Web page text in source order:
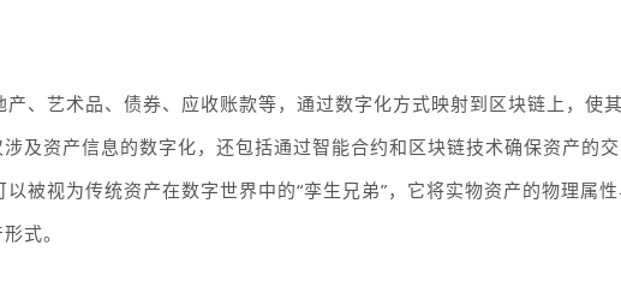
、艺术品、债券、应收账款等，通过数字化方式映射到区块链上，使
及资产信息的数字化，还包括通过智能合约和区块链技术确保资产的
以被视为传统资产在数字世界中的“孪生兄弟”，它将实物资产的物理属
式。